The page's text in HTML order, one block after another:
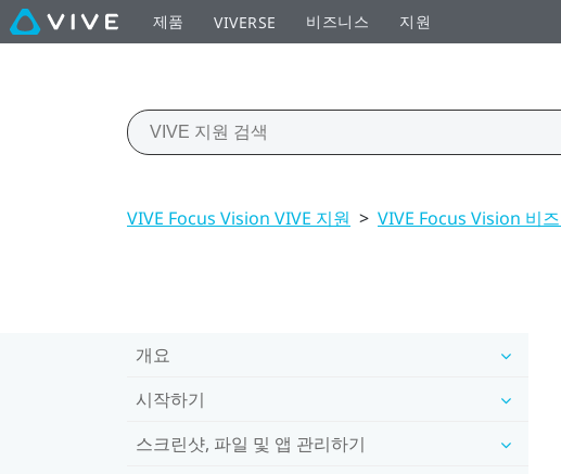
제품 VIVERSE 비즈니스 지원
VIVE Focus Vision VIVE 지원 > VIVE Focus Vision 비
개요
시작하기
스크린샷, 파일 및 앱 관리하기